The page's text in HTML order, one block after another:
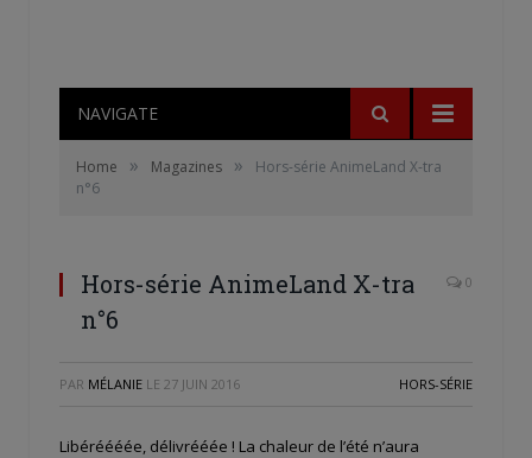
NAVIGATE
Home » Magazines »
Hors-série AnimeLand X-tra
n°6
Hors-série AnimeLand X-tra
n°6
0
PAR MÉLANIE LE 27 JUIN 2016 HORS-SÉRIE
Libéréééée, délivrééée ! La chaleur de l’été n’aura